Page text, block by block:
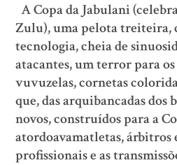
A Copa da Jabulani
Zulu), uma pelota treiteira,
tecnologia, cheia de
atacantes, um terror para
vuvuzelas, cornetas
que, das arquibancadas dos
novos, construídos para a
atordoavamatletas, árbitros
profissionais e as